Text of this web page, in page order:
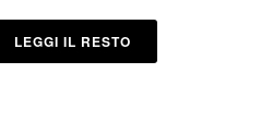
LEGGI IL RESTO